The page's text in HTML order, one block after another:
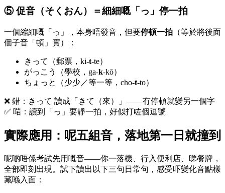
⑤ 促音（そくおん）＝細細嘅「っ」停一拍
一個縮細嘅「っ」，本身唔發音，但要停頓一拍 （等於將後面
個子音「頓」實）：
きって（郵票，ki-t-te）
がっこう（學校，ga-k-kō）
ちょっと（少少／等一等，cho-t-to）
❌ 錯：きって 讀成「きて（來）」——冇停頓就變另一個字
✅ 啱：讀到「っ」要靜一拍，好似打咗個逗號
實際應用：呢五組音，落地第一日就撞到
呢啲唔係考試先用嘅音——你一落機、行入便利店、睇餐牌，
全部即刻出現。試下讀出以下三句日常句，感受吓變化音點樣
藏喺入面：